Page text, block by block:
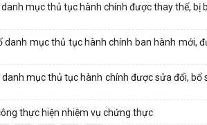
mục thủ tục hành chính được thay thế, bị
mục thủ tục hành chính ban hành mới,
mục thủ tục hành chính được sửa đổi, bổ
thực hiện nhiệm vụ chứng thực